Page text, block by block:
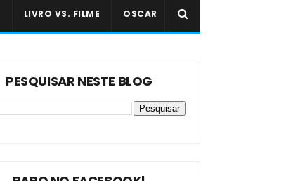
LIVRO VS. FILME OSCAR
PESQUISAR NESTE BLOG